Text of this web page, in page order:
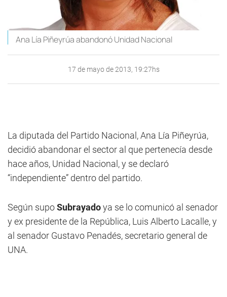
Ana Lía Piñeyrúa abandonó Unidad Nacional
17 de mayo de 2013, 19:27hs
La diputada del Partido Nacional, Ana Lía Piñeyrúa,
decidió abandonar el sector al que pertenecía desde
hace años, Unidad Nacional, y se declaró
“independiente” dentro del partido.
Según supoSubrayadoya se lo comunicó al senador
y ex presidente de la República, Luis Alberto Lacalle, y
al senador Gustavo Penadés, secretario general de
UNA.